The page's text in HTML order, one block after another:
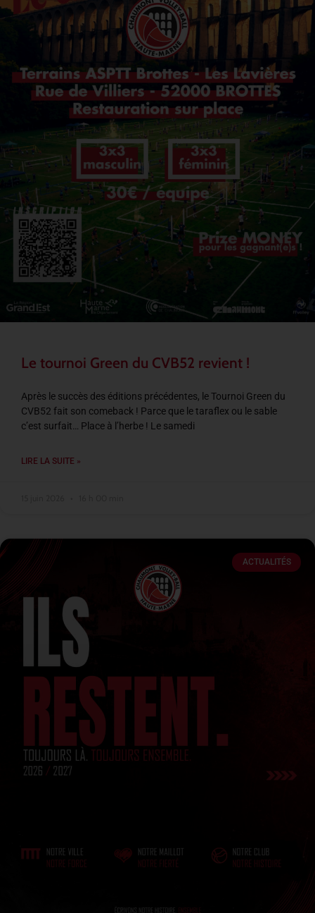
Le tournoi Green du CVB52 revient !
Après le succès des éditions précédentes, le Tournoi Green du
CVB52 fait son comeback ! Parce que le taraflex ou le sable
c’est surfait… Place à l’herbe ! Le samedi
LIRE LA SUITE »
ACTUALITÉS